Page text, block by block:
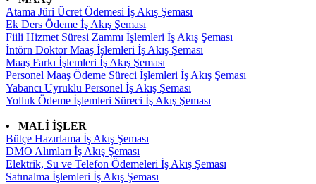
Atama Jüri Ücret Ödemesi İş Akış Şeması
Ek Ders Ödeme İş Akış Şeması
Fiili Hizmet Süresi Zammı İşlemleri İş Akış Şeması
İntörn Doktor Maaş İşlemleri İş Akış Şeması
Maaş Farkı İşlemleri İş Akış Şeması
Personel Maaş Ödeme Süreci İşlemleri İş Akış Şeması
Yabancı Uyruklu Personel İş Akış Şeması
Yolluk Ödeme İşlemleri Süreci İş Akış Şeması
• MALİ İŞLER
Bütçe Hazırlama İş Akış Şeması
DMO Alımları İş Akış Şeması
Elektrik, Su ve Telefon Ödemeleri İş Akış Şeması
Satınalma İşlemleri İş Akış Şeması